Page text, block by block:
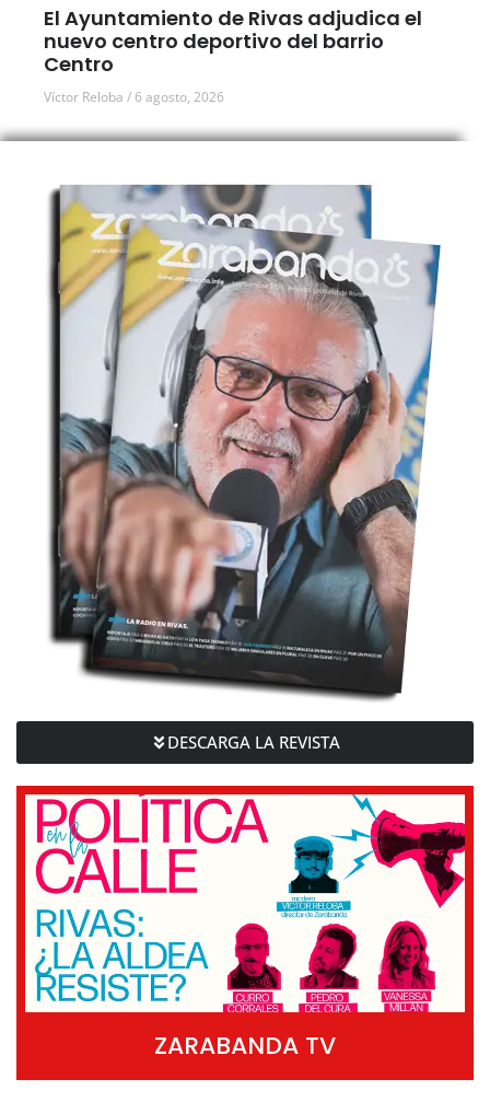
El Ayuntamiento de Rivas adjudica el
nuevo centro deportivo del barrio
Centro
Víctor Reloba 6 agosto, 2026
DESCARGA LA REVISTA
ZARABANDA TV